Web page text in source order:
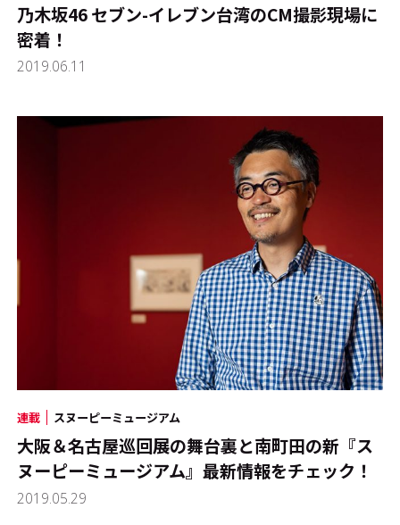
乃木坂46 セブン-イレブン台湾のCM撮影現場に
密着！
2019.06.11
連載 スヌーピーミュージアム
大阪＆名古屋巡回展の舞台裏と南町田の新『ス
ヌーピーミュージアム』最新情報をチェック！
2019.05.29